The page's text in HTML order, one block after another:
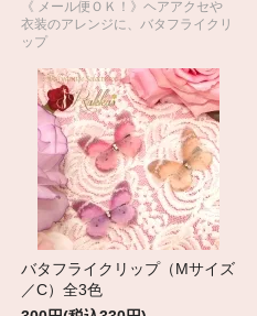
《 メール便ＯＫ！》ヘアアクセや
衣装のアレンジに、バタフライクリ
ップ
バタフライクリップ（Mサイズ
／C）全3色